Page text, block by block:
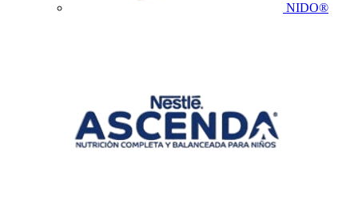
NIDO®